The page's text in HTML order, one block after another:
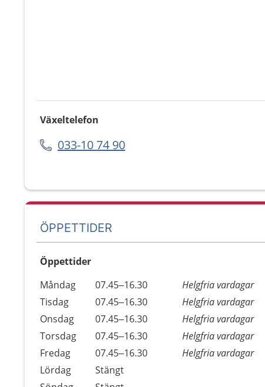
Växeltelefon
033-10 74 90
ÖPPETTIDER
Öppettider
Dag
Öppettider
Kommentarer
Måndag 07.45–16.30
Helgfria vardagar
Tisdag
07.45–16.30
Helgfria vardagar
Onsdag
07.45–16.30
Helgfria vardagar
Torsdag
07.45–16.30
Helgfria vardagar
Fredag
07.45–16.30
Helgfria vardagar
Lördag
Stängt